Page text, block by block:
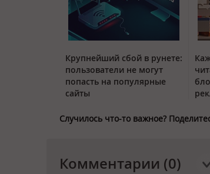
Крупнейший сбой в рунете:
пользователи не могут
попасть на популярные
сайты
Случилось что-то важное?
Комментарии (0)